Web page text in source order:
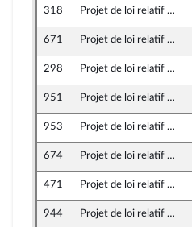
318 Projet de loi relatif à la lutte contre les fraudes sociales et fiscales
671 Projet de loi relatif à la lutte contre les fraudes sociales et fiscales
298 Projet de loi relatif à la lutte contre les fraudes sociales et fiscales
951 Projet de loi relatif à la lutte contre les fraudes sociales et fiscales
953 Projet de loi relatif à la lutte contre les fraudes sociales et fiscales
674 Projet de loi relatif à la lutte contre les fraudes sociales et fiscales
471 Projet de loi relatif à la lutte contre les fraudes sociales et fiscales
944 Projet de loi relatif à la lutte contre les fraudes sociales et fiscales